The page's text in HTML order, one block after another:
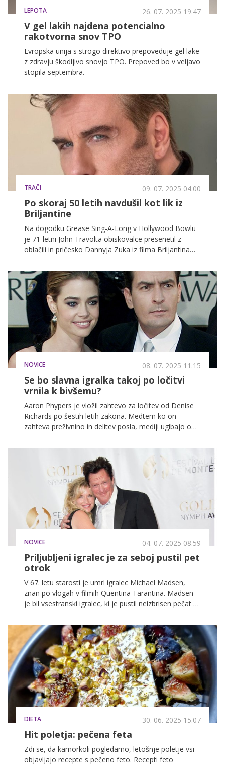
LEPOTA 26. 07. 2025 19.47
V gel lakih najdena potencialno
rakotvorna snov TPO
Evropska unija s strogo direktivo prepoveduje gel lake
z zdravju škodljivo snovjo TPO. Prepoved bo v veljavo
stopila septembra.
TRAČI 09. 07. 2025 04.00
Po skoraj 50 letih navdušil kot lik iz
Briljantine
Na dogodku Grease Sing-A-Long v Hollywood Bowlu
je 71-letni John Travolta obiskovalce presenetil z
oblačili in pričesko Dannyja Zuka iz filma Briljantina
NOVICE 08. 07. 2025 11.15
Se bo slavna igralka takoj po ločitvi
vrnila k bivšemu?
Aaron Phypers je vložil zahtevo za ločitev od Denise
Richards po šestih letih zakona. Medtem ko on
zahteva preživnino in delitev posla, mediji ugibajo o
Charliejem Sheenom ...
NOVICE 04. 07. 2025 08.59
Priljubljeni igralec je za seboj pustil pet
otrok
V 67. letu starosti je umrl igralec Michael Madsen,
znan po vlogah v filmih Quentina Tarantina. Madsen
je bil vsestranski igralec, ki je pustil neizbrisen pečat v
DIETA 30. 06. 2025 15.07
Hit poletja: pečena feta
Zdi se, da kamorkoli pogledamo, letošnje poletje vsi
objavljajo recepte s pečeno feto. Recepti feto